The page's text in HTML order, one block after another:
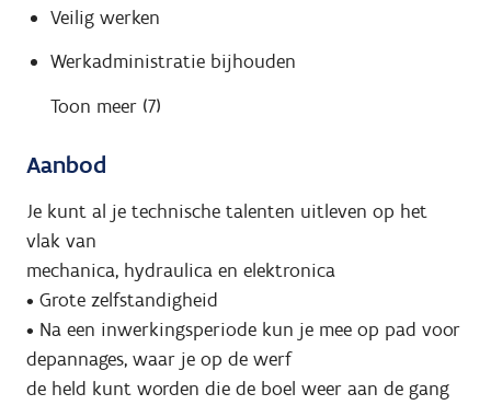
Veilig werken
Werkadministratie bijhouden
Toon meer (7)
Aanbod
Je kunt al je technische talenten uitleven op het
vlak van
mechanica, hydraulica en elektronica
• Grote zelfstandigheid
• Na een inwerkingsperiode kun je mee op pad voor
depannages, waar je op de werf
de held kunt worden die de boel weer aan de gang